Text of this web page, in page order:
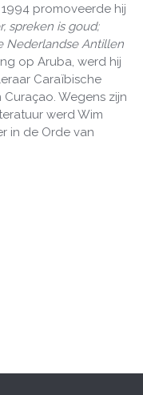
promoveerde hij
spreken is goud;
Nederlandse Antillen
op Aruba, werd hij
Caraïbische
Wegens zijn
werd Wim
in de Orde van